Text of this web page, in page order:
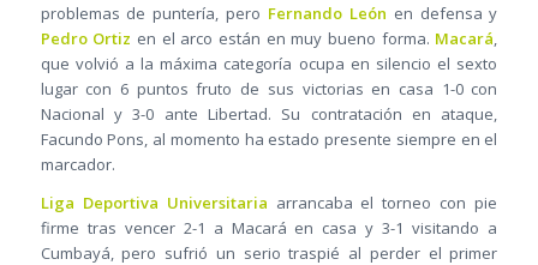
problemas de puntería, pero Fernando León en defensa y
Pedro Ortiz en el arco están en muy bueno forma. Macará
que volvió a la máxima categoría ocupa en silencio el sexto
lugar con 6 puntos fruto de sus victorias en casa 1-0 con
Nacional y 3-0 ante Libertad. Su contratación en ataque,
Facundo Pons, al momento ha estado presente siempre en el
marcador.
Liga Deportiva Universitaria arrancaba el torneo con pie
firme tras vencer 2-1 a Macará en casa y 3-1 visitando a
Cumbayá, pero sufrió un serio traspié al perder el primer